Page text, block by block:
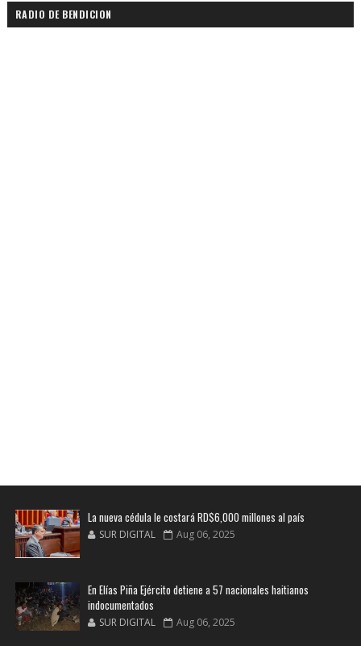
RADIO DE BENDICION
La nueva cédula le costará RD$6,000 millones al país
SUR DIGITAL Aug 06, 2025
En Elías Piña Ejército detiene a 57 nacionales haitianos
indocumentados
SUR DIGITAL Aug 06, 2025